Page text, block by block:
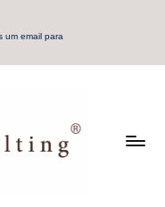
um email para